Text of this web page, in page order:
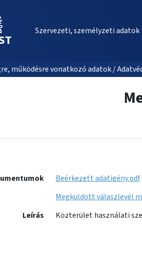
Szervezeti, személyzeti adatok
működésre vonatkozó adatok /
Beérkezett adatigény.pdf
Megküldött válaszlevél
Leírás
Közterület használati